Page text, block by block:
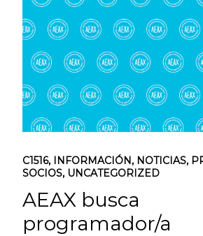
C1516, INFORMACIÓN, NOTICIAS,
SOCIOS, UNCATEGORIZED
AEAX busca
programador/a